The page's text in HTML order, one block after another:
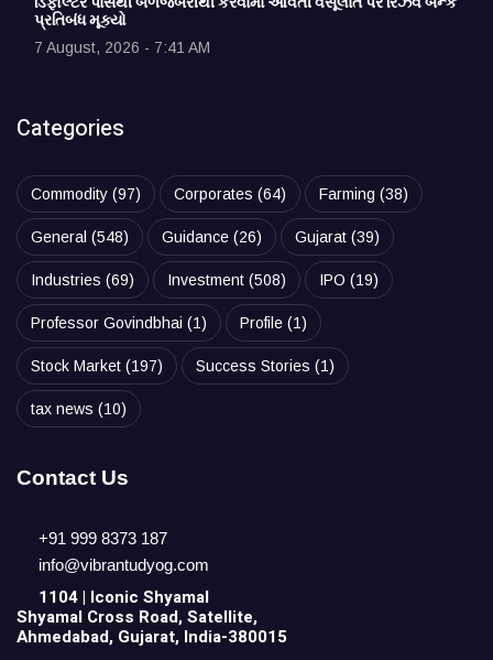
પ્રતિબંધ મૂક્યો
7 August, 2026 - 7:41 AM
Categories
Commodity (97) Corporates (64) Farming (38)
General (548) Guidance (26) Gujarat (39)
Industries (69) Investment (508) IPO (19)
Professor Govindbhai (1) Profile (1)
Stock Market (197) Success Stories (1)
tax news (10)
Contact Us
+91 999 8373 187
info@vibrantudyog.com
1104 | Iconic Shyamal
Shyamal Cross Road, Satellite,
Ahmedabad, Gujarat, India-380015